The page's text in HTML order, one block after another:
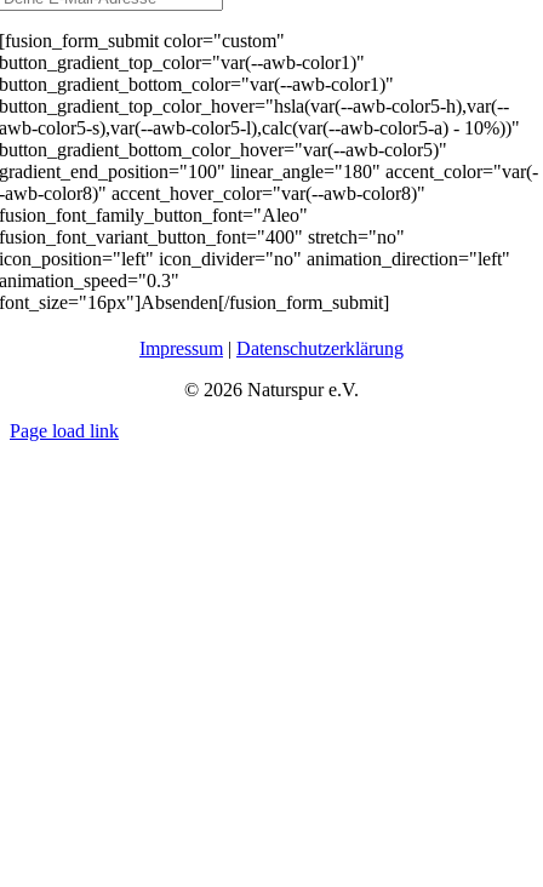
[fusion_form_submit color="custom"
button_gradient_top_color="var(--awb-color1)"
button_gradient_bottom_color="var(--awb-color1)"
button_gradient_top_color_hover="hsla(var(--awb-color5-h),var(--
awb-color5-s),var(--awb-color5-l),calc(var(--awb-color5-a) - 10%))"
button_gradient_bottom_color_hover="var(--awb-color5)"
gradient_end_position="100" linear_angle="180" accent_color="var(-
-awb-color8)" accent_hover_color="var(--awb-color8)"
fusion_font_family_button_font="Aleo"
fusion_font_variant_button_font="400" stretch="no"
icon_position="left" icon_divider="no" animation_direction="left"
animation_speed="0.3"
font_size="16px"]Absenden[/fusion_form_submit]
Impressum | Datenschutzerklärung
© 2026 Naturspur e.V.
Page load link